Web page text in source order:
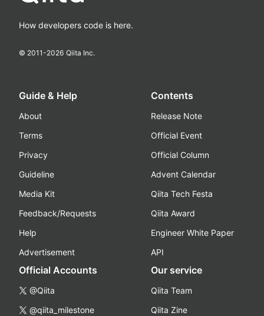
How developers code is here.
© 2011-2026 Qiita Inc.
Guide & Help
About
Terms
Privacy
Guideline
Media Kit
Feedback/Requests
Help
Advertisement
Contents
Release Note
Official Event
Official Column
Advent Calendar
Qiita Tech Festa
Qiita Award
Engineer White Paper
API
Official Accounts
@Qiita
@qiita_milestone
Our service
Qiita Team
Qiita Zine